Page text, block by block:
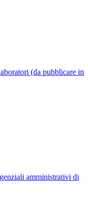
(da pubblicare in
amministrativi di